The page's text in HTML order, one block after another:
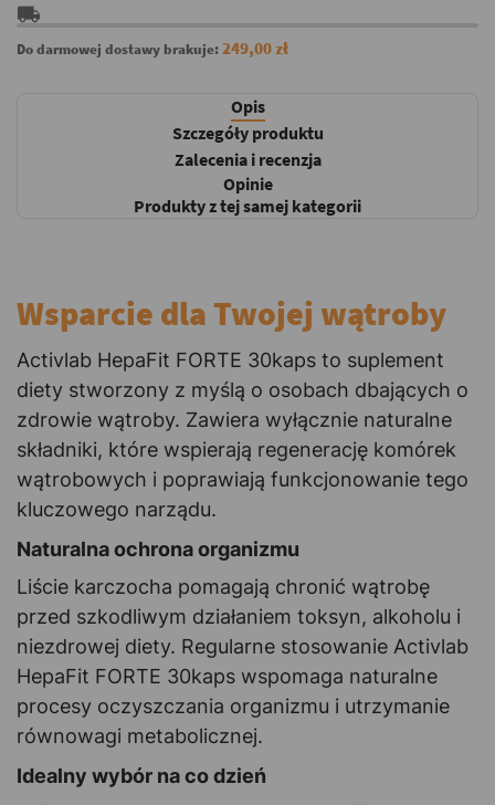
local_shipping
Do darmowej dostawy brakuje:249,00 zł
Opis
Szczegóły produktu
Zalecenia i recenzja
Opinie
Produkty z tej samej kategorii
Wsparcie dla Twojej wątroby
Activlab HepaFit FORTE 30kaps to suplement
diety stworzony z myślą o osobach dbających o
zdrowie wątroby. Zawiera wyłącznie naturalne
składniki, które wspierają regenerację komórek
wątrobowych i poprawiają funkcjonowanie tego
kluczowego narządu.
Naturalna ochrona organizmu
Liście karczocha pomagają chronić wątrobę
przed szkodliwym działaniem toksyn, alkoholu i
niezdrowej diety. Regularne stosowanie Activlab
HepaFit FORTE 30kaps wspomaga naturalne
procesy oczyszczania organizmu i utrzymanie
równowagi metabolicznej.
Idealny wybór na co dzień